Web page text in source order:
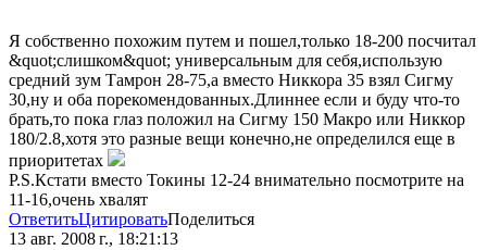
Я собственно похожим путем и пошел,только 18-200 посчитал
&quot;слишком&quot; универсальным для себя,использую
средний зум Тамрон 28-75,а вместо Никкора 35 взял Сигму
30,ну и оба порекомендованных.Длиннее если и буду что-то
брать,то пока глаз положил на Сигму 150 Макро или Никкор
180/2.8,хотя это разные вещи конечно,не определился еще в
приоритетах
P.S.Кстати вместо Токины 12-24 внимательно посмотрите на
11-16,очень хвалят
ОтветитьЦитироватьПоделиться
13 авг. 2008 г., 18:21:13